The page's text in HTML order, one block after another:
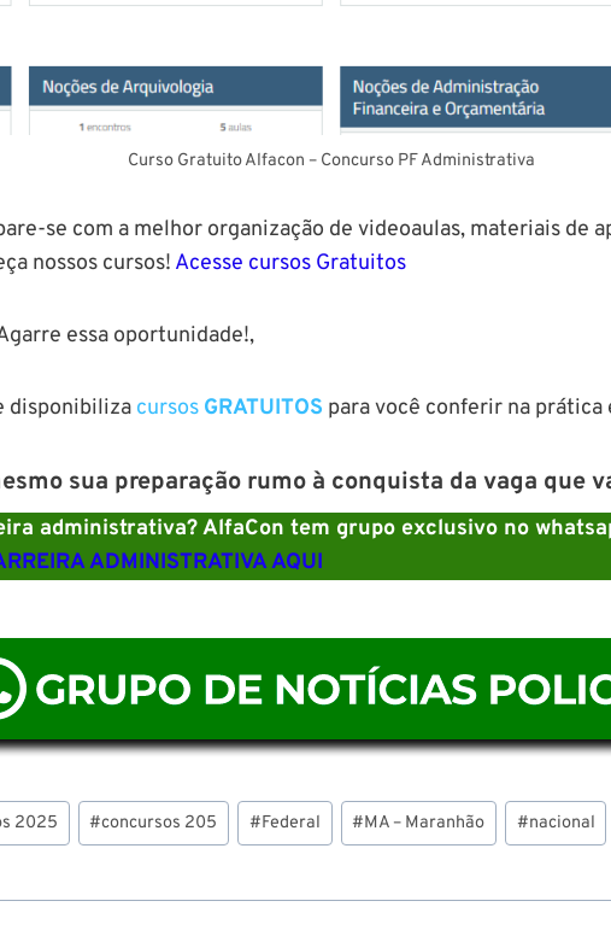
Curso Gratuito Alfacon – Concurso PF Administrativa
se com a melhor organização de videoaulas, materiais
nossos cursos! Acesse cursos Gratuitos
essa oportunidade!,
disponibiliza cursos GRATUITOS para você conferir na
sua preparação rumo à conquista da vaga que
administrativa? AlfaCon tem grupo exclusivo no
ADMINISTRATIVA AQUI
2025 #concursos 205 #Federal #MA – Maranhão #nacional